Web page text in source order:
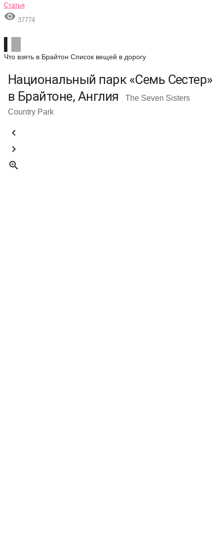
Статья
 37774
Что взять в Брайтон Список вещей в дорогу
Национальный парк «Семь Сестер»
в Брайтоне, Англия
The Seven Sisters
Country Park


